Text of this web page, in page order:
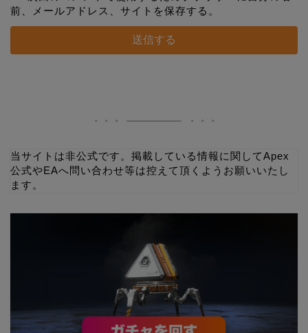
前、メールアドレス、サイトを保存する。
当サイトは非公式です。掲載している情報に関してApex
公式やEAへ問い合わせ等は控えて頂くようお願いいたし
ます。